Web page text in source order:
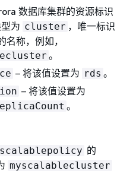
数据库集群的资源标识
为 cluster ，唯一标识
称，例如，
。
– 将该值设置为 rds 。
– 将该值设置为
。
的
myscalablecluster